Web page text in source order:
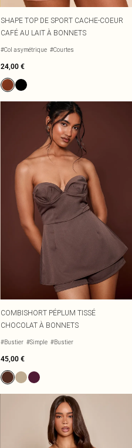
SHAPE TOP DE SPORT CACHE-COEUR
CAFÉ AU LAIT À BONNETS
#Col asymétrique #Courtes
24,00 €
COMBISHORT PÉPLUM TISSÉ
CHOCOLAT À BONNETS
#Bustier #Simple #Bustier
45,00 €